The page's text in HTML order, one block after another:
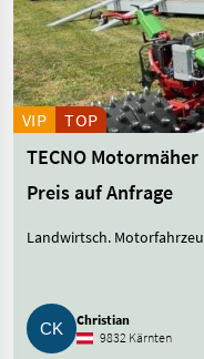
VIP TOP
TECNO Motormäher
Preis auf Anfrage
Landwirtsch.
Christian
9832 Kärnten